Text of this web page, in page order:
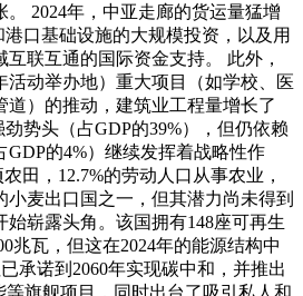
2024年，中亚走廊的货运量猛增
口基础设施的大规模投资，以及用
联互通的国际资金支持。 此外，
活动举办地）重大项目（如学校、医
道）的推动，建筑业工程量增长了
势头（占GDP的39%），但仍依赖
的4%）继续发挥着战略性作
田，12.7%的劳动人口从事农业，
小麦出口国之一，但其潜力尚未得到
始崭露头角。该国拥有148座可再生
兆瓦，但这在2024年的能源结构中
承诺到2060年实现碳中和，并推出
等旗舰项目，同时出台了吸引私人和